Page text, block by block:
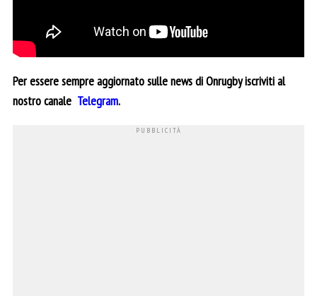
Per essere sempre aggiornato sulle news di Onrugby iscriviti al
nostro canale Telegram.